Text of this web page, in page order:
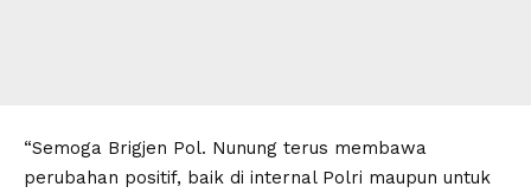
“Semoga Brigjen Pol. Nunung terus membawa
perubahan positif, baik di internal Polri maupun untuk